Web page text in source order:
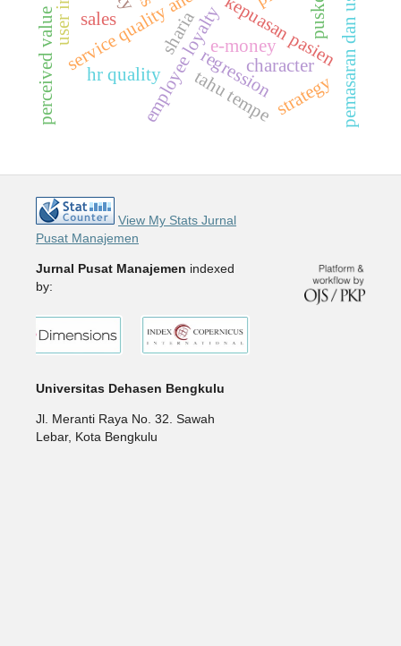
character
kepuasan pasien
employee loyalty pemasaran dan usaha
regression
hr quality
perceived value tahu tempe
u
s
e
r
i
n
t
e
r
a
c
t
i
o e-money
sharia
sales
strategy
View My Stats Jurnal
Pusat Manajemen
Jurnal Pusat Manajemen indexed
by:
Universitas Dehasen Bengkulu
Jl. Meranti Raya No. 32. Sawah
Lebar, Kota Bengkulu